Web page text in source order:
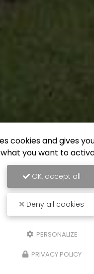
cookies and gives
what you want to
OK, accept all
Deny all cookies
PERSONALIZE
PRIVACY POLICY